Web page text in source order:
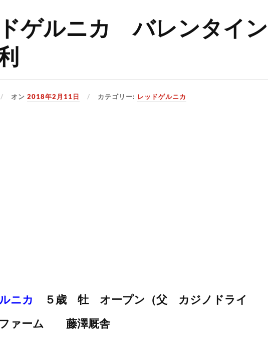
ゲルニカ バレンタイン
オン2018年2月11日 カテゴリー: レッドゲルニカ
ニカ
５歳 牡 オープン（父 カジノドライ
ファーム 藤澤厩舎